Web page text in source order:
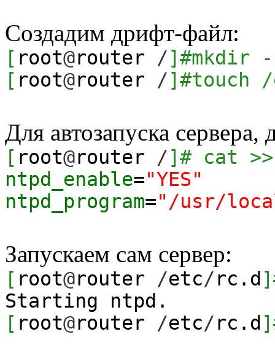
Создадим дрифт-файл:
[ root@router /] #mkdir
[ root@router /] #touch
Для автозапуска
[ root@router /] # cat
ntpd_enable="YES"
ntpd_program="/usr/
Запускаем сам сервер:
[ root@router /etc/rc.d ]
Starting ntpd.
[ root@router /etc/rc.d ]